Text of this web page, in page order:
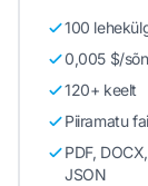
100
0,005 $/
120+ keelt
Piiramatu
PDF,
JSON